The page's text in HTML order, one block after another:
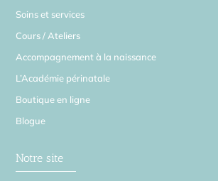
Soins et services
Cours / Ateliers
Accompagnement à la naissance
L’Académie périnatale
Boutique en ligne
Blogue
Notre site